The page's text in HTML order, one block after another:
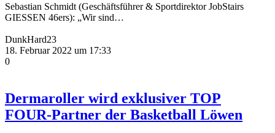
Sebastian Schmidt (Geschäftsführer & Sportdirektor JobStairs
GIESSEN 46ers): „Wir sind…
DunkHard23
18. Februar 2022 um 17:33
0
Dermaroller wird exklusiver TOP
FOUR-Partner der Basketball Löwen